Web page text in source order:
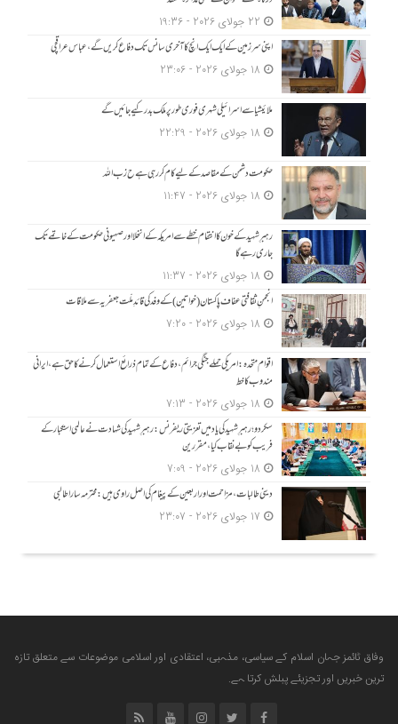
22 جولای 2026 - 19:36
اپنی سرزمین کے ایک ایک انچ کا آخری سانس تک دفاع کریں گے، عباس عراقچی
18 جولای 2026 - 23:06
ملائیشیا سے اسرائیلی شہری فوری طور پر ملک بدر کیے جائیں گے
18 جولای 2026 - 22:29
حکومت دشمن کے مقاصد کے لیے کام کر رہی ہے ح زب ا للہ
18 جولای 2026 - 11:47
رہبرِ شہید کے خون کا انتقام خطے سے امریکہ کے انخلا اور صہیونی حکومت کے خاتمے تک
جاری رہے گا
18 جولای 2026 - 11:37
انجمنِ ثقافتی عفاف پاکستان (خواتین) کے وفد کی قائدِ ملّت جعفریہ سے ملاقات
18 جولای 2026 - 7:20
اقوام متحدہ: امریکی حملے جنگی جرائم، دفاع کے تمام ذرائع استعمال کرنے کا حق ہے، ایرانی
مندوب کا خط
18 جولای 2026 - 7:13
سکردو؛ رہبرِ شہید کی یاد میں تعزیتی ریفرنس: رہبرِ شہید کی شہادت نے عالمی استکبار کے
فریب کو بے نقاب کیا، مقررین
18 جولای 2026 - 7:09
دینی طالبات، مزاحمت اور اربعین کے پیغام کی اصل راوی ہیں: محترمہ سارا طالبی
17 جولای 2026 - 23:07
وفاق ٹائمز جہان اسلام کے سیاسی، مذہبی، اعتقادی اور اسلامی موضوعات سے متعلق تازہ
ترین خبریں اور تجزیئے پبلش کرتا ہے.